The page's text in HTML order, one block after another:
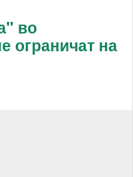
во
ограничат на